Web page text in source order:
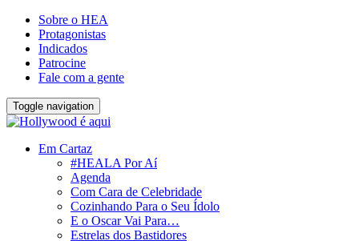
Sobre o HEA
Protagonistas
Indicados
Patrocine
Fale com a gente
Toggle navigation
Em Cartaz
#HEALA Por Aí
Agenda
Com Cara de Celebridade
Cozinhando Para o Seu Ídolo
E o Oscar Vai Para…
Estrelas dos Bastidores